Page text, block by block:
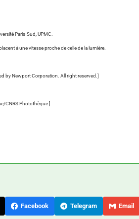
Paris-Sud, UPMC.
à une vitesse proche de celle de la lumière.
by Newport Corporation. All right reserved.]
CNRS Photothèque ]
Facebook Telegram Email